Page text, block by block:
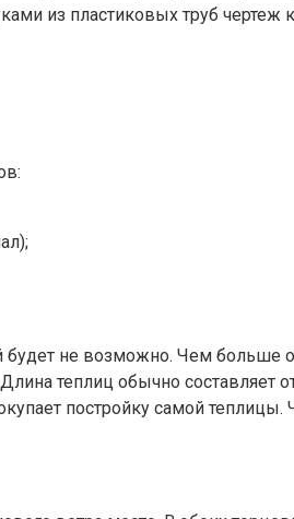
из пластиковых труб чертеж
не возможно. Чем больше
теплиц обычно составляет
постройку самой